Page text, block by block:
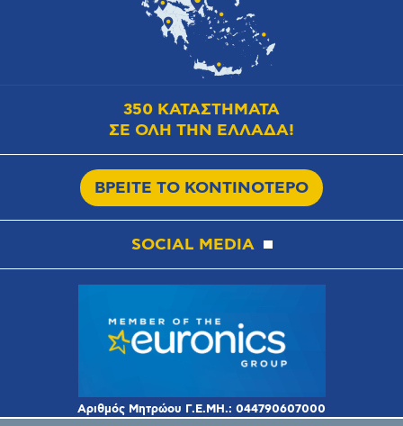
350 ΚΑΤΑΣΤΗΜΑΤΑ
ΣΕ ΟΛΗ ΤΗΝ ΕΛΛΑΔΑ!
ΒΡΕΙΤΕ ΤΟ ΚΟΝΤΙΝΟΤΕΡΟ
SOCIAL MEDIA